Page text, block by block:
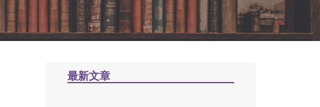
最新文章